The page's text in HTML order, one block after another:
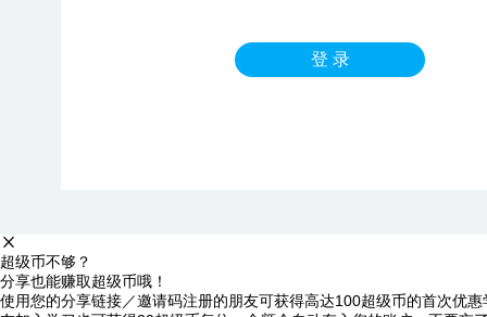
登 录
超级币不够？
分享也能赚取超级币哦！
使用您的分享链接／邀请码注册的朋友可获得高达100超级币的首次优